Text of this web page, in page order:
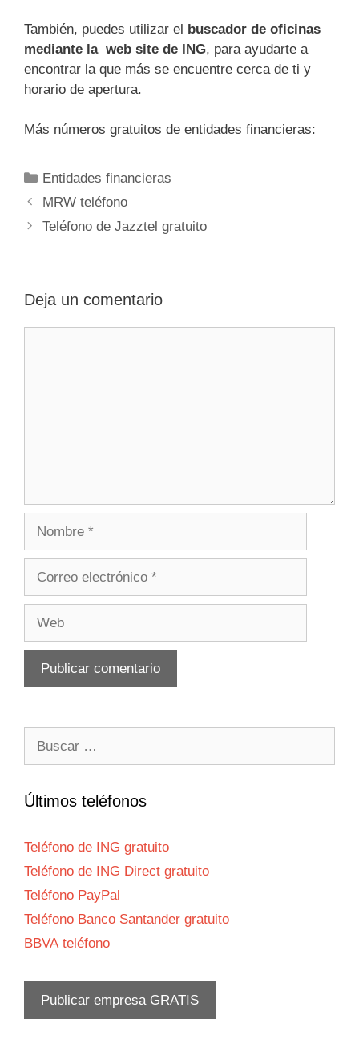
También, puedes utilizar el buscador de oficinas
mediante la web site de ING, para ayudarte a
encontrar la que más se encuentre cerca de ti y
horario de apertura.
Más números gratuitos de entidades financieras:
Categorías
Entidades financieras
Navegación
de
MRW teléfono
Teléfono de Jazztel gratuito
Deja un comentario
Últimos teléfonos
Teléfono de ING gratuito
Teléfono de ING Direct gratuito
Teléfono PayPal
Teléfono Banco Santander gratuito
BBVA teléfono
Publicar empresa GRATIS